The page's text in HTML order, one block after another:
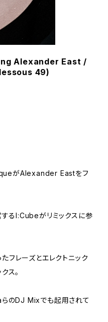
Alexander East /
49)
がAlexander Eastをフ
I:Cubeがリミックスに参
フレーズとエレクトニック
ス。
DJ Mixでも起用されて